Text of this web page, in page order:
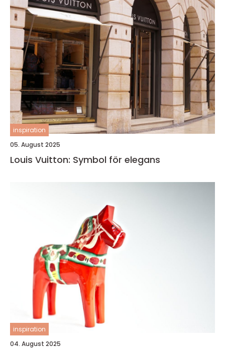
inspiration
05. August 2025
Louis Vuitton: Symbol för elegans
inspiration
04. August 2025